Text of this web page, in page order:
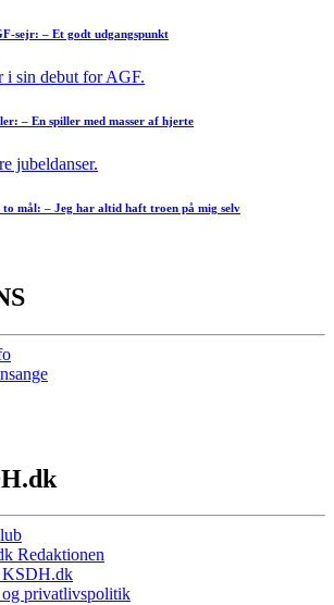
sejr: – Et godt udgangspunkt
– En spiller med masser af hjerte
to mål: – Jeg har altid haft troen på mig selv
Redaktionen
privatlivspolitik